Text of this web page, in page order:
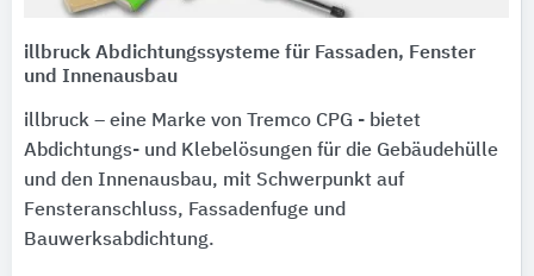
illbruck Abdichtungssysteme für Fassaden, Fenster
und Innenausbau
illbruck – eine Marke von Tremco CPG - bietet
Abdichtungs- und Klebelösungen für die Gebäudehülle
und den Innenausbau, mit Schwerpunkt auf
Fensteranschluss, Fassadenfuge und
Bauwerksabdichtung.